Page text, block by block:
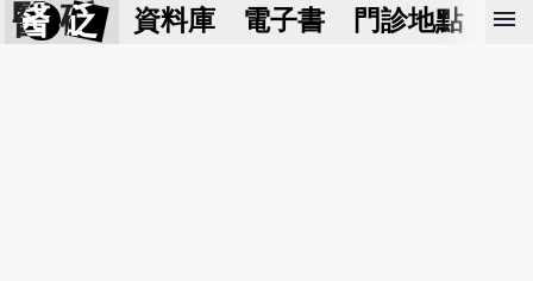
醫 砭 資料庫 電子書 門診地點 預
menu